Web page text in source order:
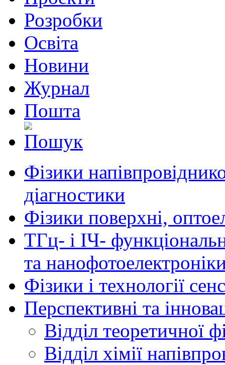
Розробки
Освіта
Новини
Журнал
Пошта
Фізики
діагностики
Фізики поверхні,
ТГц- і ІЧ-
та
Фізики і технології
Перспективні та
Відділ теоретичної
Відділ хімії